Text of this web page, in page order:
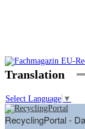
Translation
Select Language ▼
RecyclingPortal -